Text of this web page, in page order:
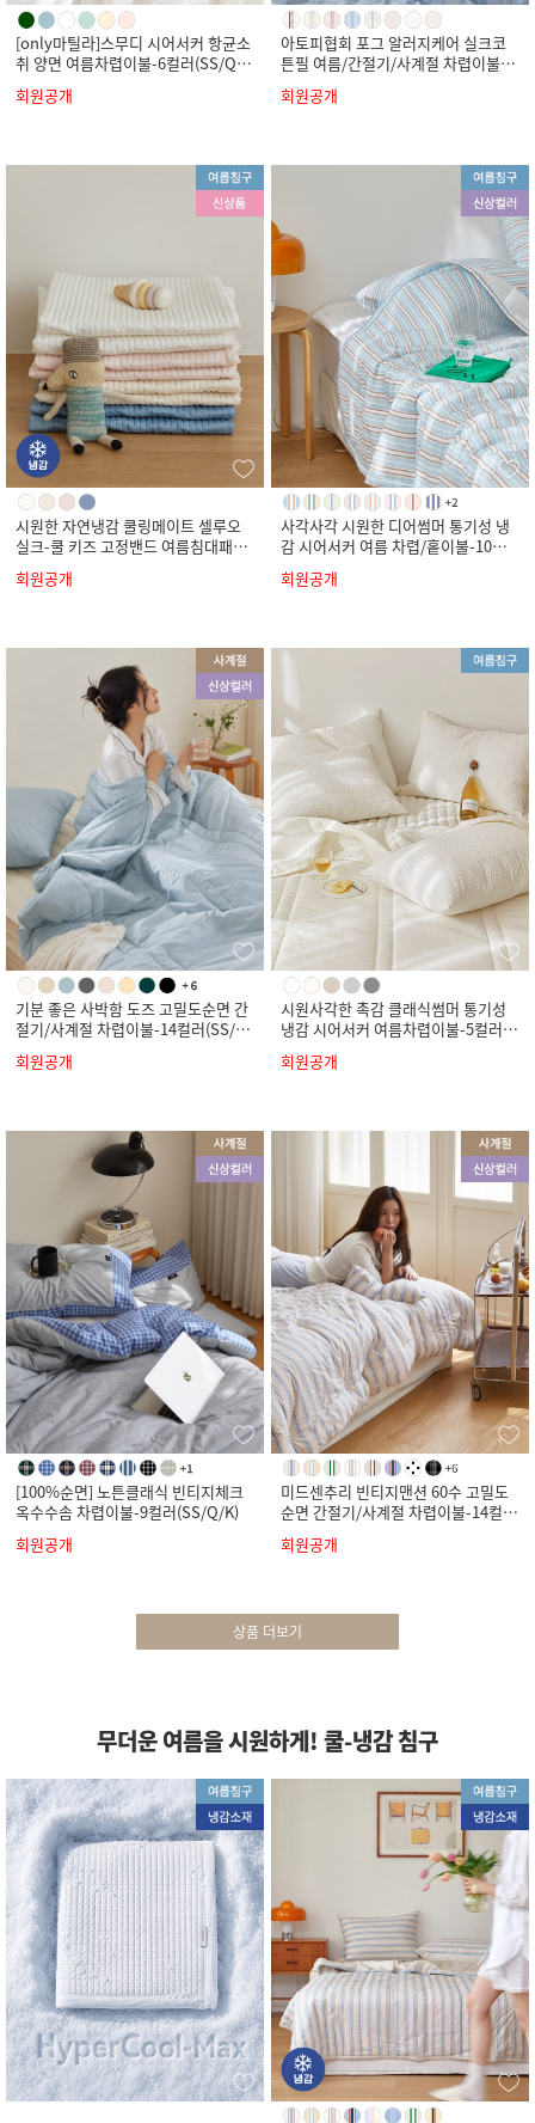
[only마틸라]스무디 시어서커 항균소
취 양면 여름차렵이불-6컬러(SS/Q/
K)
회원공개
아토피협회 포그 알러지케어 실크코
튼필 여름/간절기/사계절 차렵이불-8
컬러(SS/Q/K)
회원공개
시원한 자연냉감 쿨링메이트 셀루오
실크-쿨 키즈 고정밴드 여름침대패드-
4컬러(SS)
회원공개
사각사각 시원한 디어썸머 통기성 냉
감 시어서커 여름 차렵/홑이불-10컬
러(SS/Q/K)
회원공개
기분 좋은 사박함 도즈 고밀도순면 간
절기/사계절 차렵이불-14컬러(SS/Q/
회원공개
시원사각한 촉감 클래식썸머 통기성
냉감 시어서커 여름차렵이불-5컬러(S
회원공개
[100%순면] 노튼클래식 빈티지체크
옥수수솜 차렵이불-9컬러(SS/Q/K)
회원공개
미드센추리 빈티지맨션 60수 고밀도
순면 간절기/사계절 차렵이불-14컬러
회원공개
상품 더보기
무더운 여름을 시원하게! 쿨-냉감 침구